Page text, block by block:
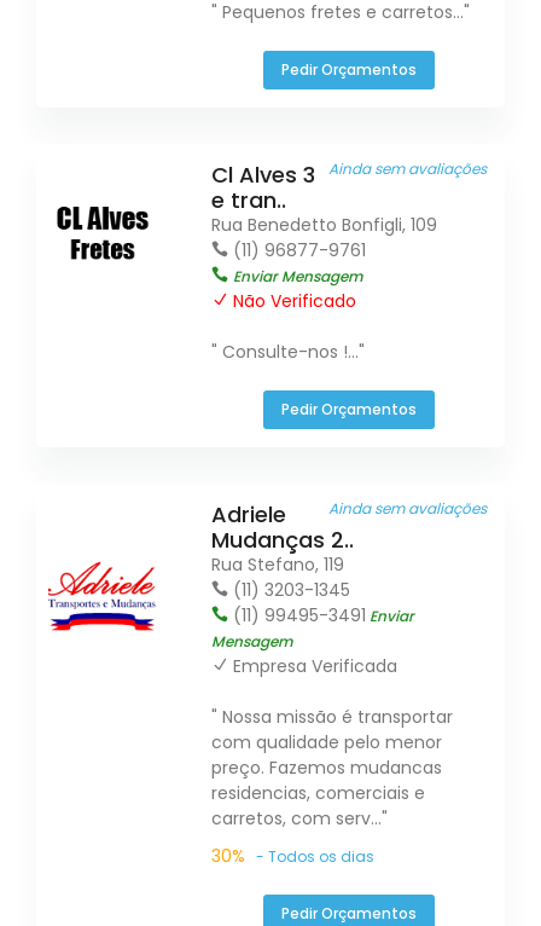
" Pequenos fretes e carretos..."
Pedir Orçamentos
Ainda sem avaliações
Cl Alves 3
e tran..
Rua Benedetto Bonfigli, 109
(11) 96877-9761
Enviar Mensagem
Não Verificado
" Consulte-nos !..."
Pedir Orçamentos
Ainda sem avaliações
Adriele
Mudanças 2..
Rua Stefano, 119
(11) 3203-1345
(11) 99495-3491 Enviar
Mensagem
Empresa Verificada
" Nossa missão é transportar
com qualidade pelo menor
preço. Fazemos mudancas
residencias, comerciais e
carretos, com serv..."
30% - Todos os dias
Pedir Orçamentos